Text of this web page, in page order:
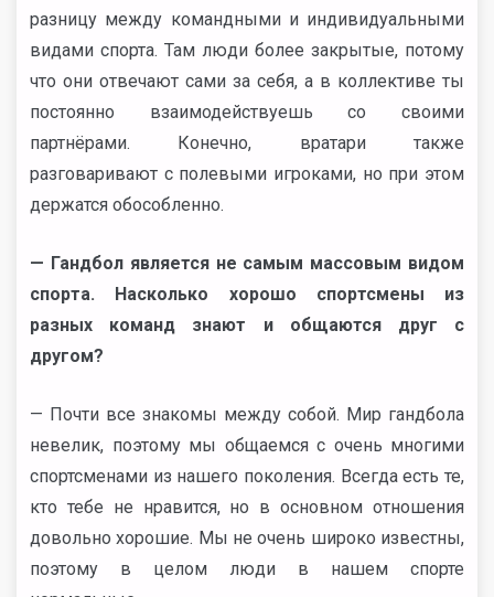
разницу между командными и индивидуальными
видами спорта. Там люди более закрытые, потому
что они отвечают сами за себя, а в коллективе ты
постоянно взаимодействуешь со своими
партнёрами. Конечно, вратари также
разговаривают с полевыми игроками, но при этом
держатся обособленно.
— Гандбол является не самым массовым видом
спорта. Насколько хорошо спортсмены из
разных команд знают и общаются друг с
другом?
— Почти все знакомы между собой. Мир гандбола
невелик, поэтому мы общаемся с очень многими
спортсменами из нашего поколения. Всегда есть те,
кто тебе не нравится, но в основном отношения
довольно хорошие. Мы не очень широко известны,
поэтому в целом люди в нашем спорте